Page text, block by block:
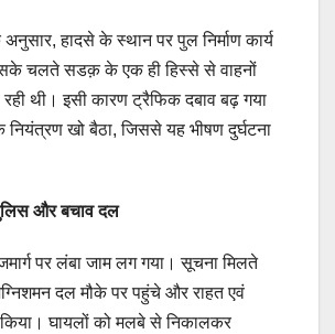
अनुसार, हादसे के स्थान पर पुल निर्माण कार्य
चलते सडक़ के एक ही हिस्से से वाहनों
रही थी। इसी कारण ट्रैफिक दबाव बढ़ गया
खो बैठा, जिससे यह भीषण दुर्घटना
और बचाव दल
पर लंबा जाम लग गया। सूचना मिलते
दल मौके पर पहुंचे और राहत एवं
घायलों को मलबे से निकालकर